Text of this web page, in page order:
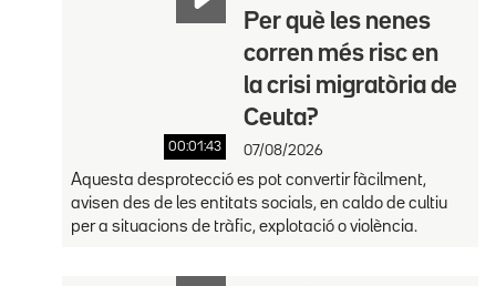
00:01:43
Per què les nenes
corren més risc en
la crisi migratòria de
Ceuta?
07/08/2026
Aquesta desprotecció es pot convertir fàcilment,
avisen des de les entitats socials, en caldo de cultiu
per a situacions de tràfic, explotació o violència.